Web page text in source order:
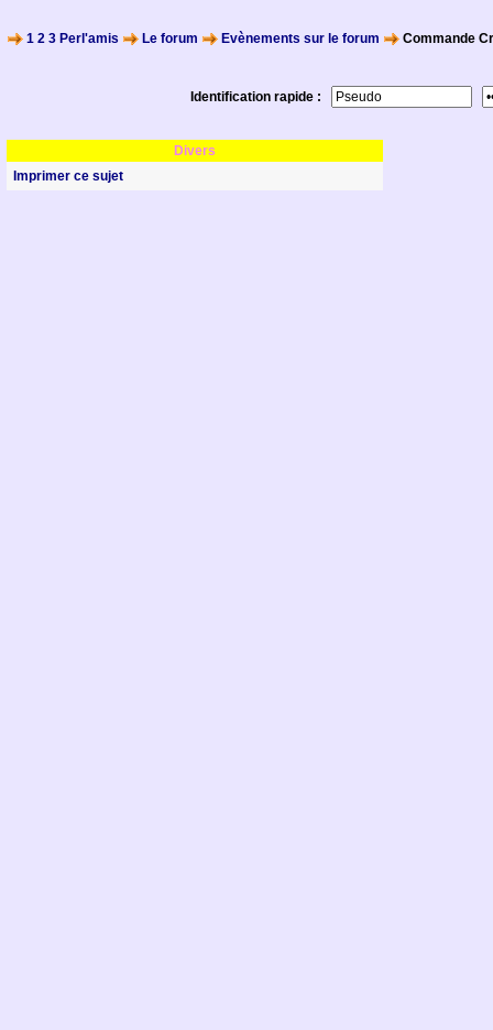
1 2 3 Perl'amis Le forum Evènements sur le forum Commande
Identification rapide :
Divers
Imprimer ce sujet